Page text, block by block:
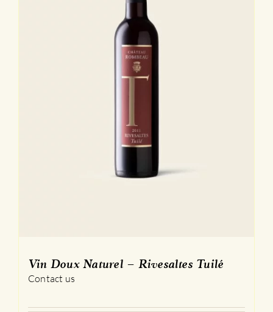
Vin Doux Naturel – Rivesaltes Tuilé
Contact us